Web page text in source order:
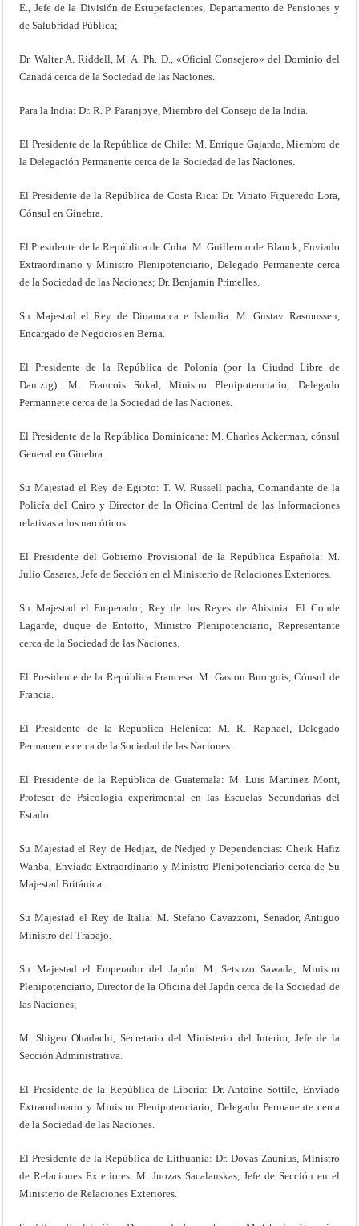
E., Jefe de la División de Estupefacientes, Departamento de Pensiones y
de Salubridad Pública;
Dr. Walter A. Riddell, M. A. Ph. D., «Oficial Consejero» del Dominio del
Canadá cerca de la Sociedad de las Naciones.
Para la India: Dr. R. P. Paranjpye, Miembro del Consejo de la India.
El Presidente de la República de Chile: M. Enrique Gajardo, Miembro de
la Delegación Permanente cerca de la Sociedad de las Naciones.
El Presidente de la República de Costa Rica: Dr. Viriato Figueredo Lora,
Cónsul en Ginebra.
El Presidente de la República de Cuba: M. Guillermo de Blanck, Enviado
Extraordinario y Ministro Plenipotenciario, Delegado Permanente cerca
de la Sociedad de las Naciones; Dr. Benjamín Primelles.
Su Majestad el Rey de Dinamarca e Islandia: M. Gustav Rasmussen,
Encargado de Negocios en Berna.
El Presidente de la República de Polonia (por la Ciudad Libre de
Dantzig): M. Francois Sokal, Ministro Plenipotenciario, Delegado
Permannete cerca de la Sociedad de las Naciones.
El Presidente de la República Dominicana: M. Charles Ackerman, cónsul
General en Ginebra.
Su Majestad el Rey de Egipto: T. W. Russell pacha, Comandante de la
Policía del Cairo y Director de la Oficina Central de las Informaciones
relativas a los narcóticos.
El Presidente del Gobierno Provisional de la República Española: M.
Julio Casares, Jefe de Sección en el Ministerio de Relaciones Exteriores.
Su Majestad el Emperador, Rey de los Reyes de Abisinia: El Conde
Lagarde, duque de Entotto, Ministro Plenipotenciario, Representante
cerca de la Sociedad de las Naciones.
El Presidente de la República Francesa: M. Gaston Buorgois, Cónsul de
Francia.
El Presidente de la República Helénica: M. R. Raphaél, Delegado
Permanente cerca de la Sociedad de las Naciones.
El Presidente de la República de Guatemala: M. Luis Martínez Mont,
Profesor de Psicología experimental en las Escuelas Secundarías del
Estado.
Su Majestad el Rey de Hedjaz, de Nedjed y Dependencias: Cheik Hafiz
Wahba, Enviado Extraordinario y Ministro Plenipotenciario cerca de Su
Majestad Británica.
Su Majestad el Rey de Italia: M. Stefano Cavazzoni, Senador, Antiguo
Ministro del Trabajo.
Su Majestad el Emperador del Japón: M. Setsuzo Sawada, Ministro
Plenipotenciario, Director de la Oficina del Japón cerca de la Sociedad de
las Naciones;
M. Shigeo Ohadachi, Secretario del Ministerio del Interior, Jefe de la
Sección Administrativa.
El Presidente de la República de Liberia: Dr. Antoine Sottile, Enviado
Extraordinario y Ministro Plenipotenciario, Delegado Permanente cerca
de la Sociedad de las Naciones.
El Presidente de la República de Lithuania: Dr. Dovas Zaunius, Ministro
de Relaciones Exteriores. M. Juozas Sacalauskas, Jefe de Sección en el
Ministerio de Relaciones Exteriores.